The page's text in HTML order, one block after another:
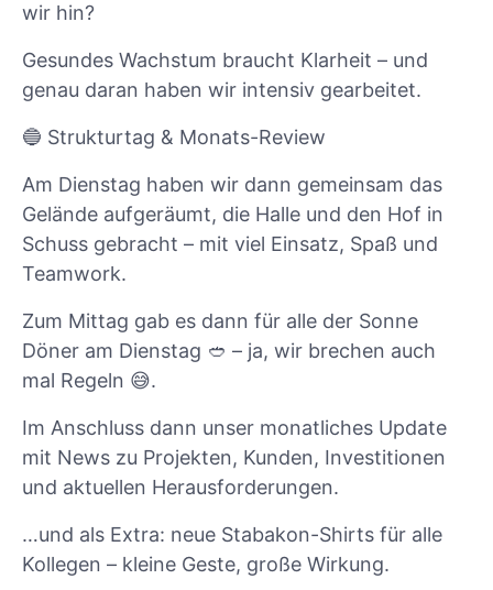
wir hin?
Gesundes Wachstum braucht Klarheit – und
genau daran haben wir intensiv gearbeitet.
🔵 Strukturtag & Monats-Review
Am Dienstag haben wir dann gemeinsam das
Gelände aufgeräumt, die Halle und den Hof in
Schuss gebracht – mit viel Einsatz, Spaß und
Teamwork.
Zum Mittag gab es dann für alle der Sonne
Döner am Dienstag 🥙 – ja, wir brechen auch
mal Regeln 😅.
Im Anschluss dann unser monatliches Update
mit News zu Projekten, Kunden, Investitionen
und aktuellen Herausforderungen.
…und als Extra: neue Stabakon-Shirts für alle
Kollegen – kleine Geste, große Wirkung.